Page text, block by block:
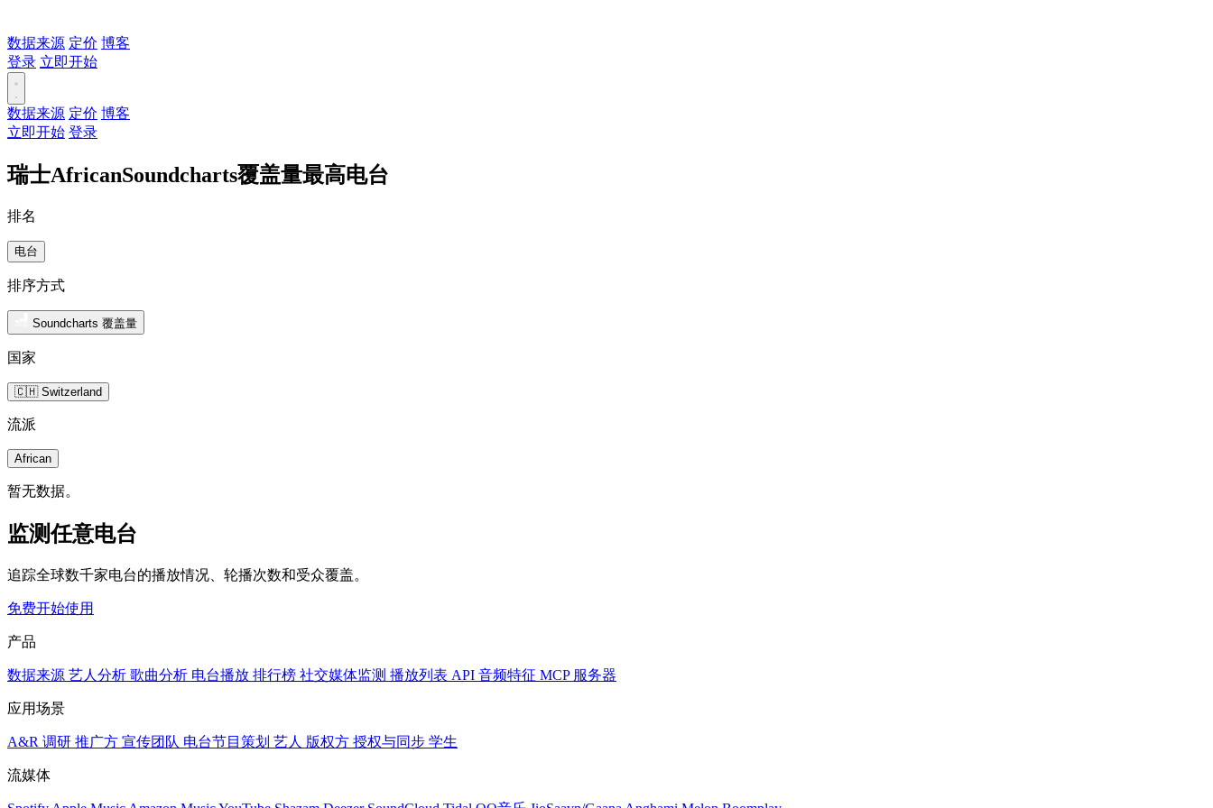
数据来源 定价 博客
登录 立即开始
数据来源 定价 博客
立即开始 登录
瑞士AfricanSoundcharts覆盖量最高电台
排名
电台
排序方式
Soundcharts 覆盖量
国家
🇨🇭 Switzerland
流派
African
暂无数据。
监测任意电台
追踪全球数千家电台的播放情况、轮播次数和受众覆盖。
免费开始使用
产品
数据来源 艺人分析 歌曲分析 电台播放 排行榜 社交媒体监测 播放列表 API 音频特征 MCP 服务器
应用场景
A&R 调研 推广方 宣传团队 电台节目策划 艺人 版权方 授权与同步 学生
流媒体